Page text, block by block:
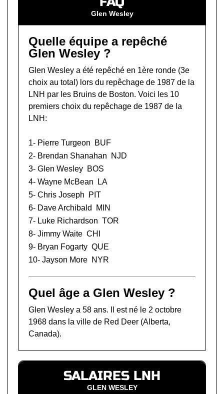
Glen Wesley
Quelle équipe a repêché
Glen Wesley ?
Glen Wesley a été repêché en 1ère ronde (3e
choix au total) lors du repêchage de 1987 de la
LNH par les Bruins de Boston. Voici les 10
premiers choix du repêchage de 1987 de la
LNH:
1- Pierre Turgeon
BUF
2- Brendan Shanahan
NJD
3- Glen Wesley BOS
4- Wayne McBean
LA
5- Chris Joseph
PIT
6- Dave Archibald
MIN
7- Luke Richardson TOR
8- Jimmy Waite CHI
9- Bryan Fogarty QUE
10- Jayson More NYR
Quel âge a Glen Wesley ?
Glen Wesley a 58 ans. Il est né le 2 octobre
1968 dans la ville de Red Deer (Alberta,
Canada).
SALAIRES LNH
GLEN WESLEY